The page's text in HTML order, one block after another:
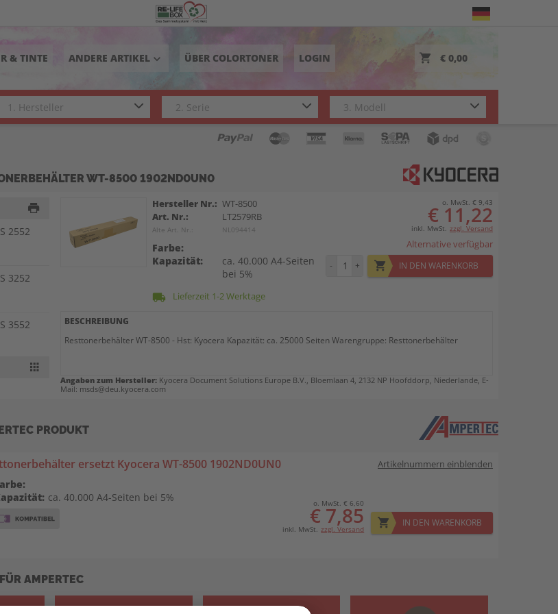
& TINTE ANDERE ARTIKEL keyboard_arrow_down ÜBER COLORTONER LOGIN € 0,00
WT-8500 1902ND0UN0
2552
3252
3552
4002 i
5002 i
5052
6002 i
Hersteller Nr.: WT-8500
Art. Nr.:
LT2579RB
Alte Art. Nr.: NL094414
Farbe:
Kapazität:
ca. 40.000 A4-Seiten
bei 5%
local_shipping Lieferzeit 1-2 Werktage
o. MwSt. € 9,43
€ 11,22
inkl. MwSt. zzgl. Versand
Alternative verfügbar
- + IN DEN WARENKORB
BESCHREIBUNG
Resttonerbehälter WT-8500 - Hst: Kyocera Kapazität: ca. 25000 Seiten Warengruppe: Resttonerbehälter
Angaben zum Hersteller: Kyocera Document Solutions Europe B.V., Bloemlaan 4, 2132 NP Hoofddorp, Niederlande, E-
Mail: msds@deu.kyocera.com
PRODUKT
ersetzt Kyocera WT-8500 1902ND0UN0 Artikelnummern einblenden
ca. 40.000 A4-Seiten bei 5% o. MwSt. € 6,60
€ 7,85
inkl. MwSt. zzgl. Versand
IN DEN WARENKORB
AMPERTEC